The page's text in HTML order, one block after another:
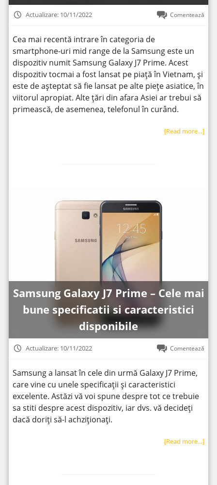
Actualizare: 10/11/2022 Comentează
Cea mai recentă intrare în categoria de
smartphone-uri mid range de la Samsung este un
dispozitiv numit Samsung Galaxy J7 Prime. Acest
dispozitiv tocmai a fost lansat pe piață în Vietnam, și
este de așteptat să fie lansat pe alte piețe asiatice, în
viitorul apropiat. Alte țări din afara Asiei ar trebui să
primească, de asemenea, telefonul în curând.
[Read more…]
Samsung Galaxy J7 Prime – Cele mai
bune specificatii si caracteristici
disponibile
Actualizare: 10/11/2022 Comentează
Samsung a lansat în cele din urmă Galaxy J7 Prime,
care vine cu unele specificații și caracteristici
excelente. Astăzi vă voi spune despre tot ce trebuie
sa stiti despre acest dispozitiv, iar dvs. vă decideți
dacă doriți să-l achziționați.
[Read more…]